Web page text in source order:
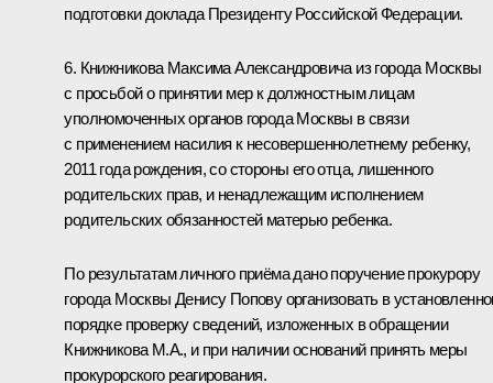
подготовки доклада Президенту Российской Федерации.
6. Книжникова Максима Александровича из города Москвы
с просьбой о принятии мер к должностным лицам
уполномоченных органов города Москвы в связи
с применением насилия к несовершеннолетнему ребенку,
2011 года рождения, со стороны его отца, лишенного
родительских прав, и ненадлежащим исполнением
родительских обязанностей матерью ребенка.
По результатам личного приёма дано поручение прокурору
города Москвы Денису Попову организовать в
порядке проверку сведений, изложенных в обращении
Книжникова М.А., и при наличии оснований принять меры
прокурорского реагирования.